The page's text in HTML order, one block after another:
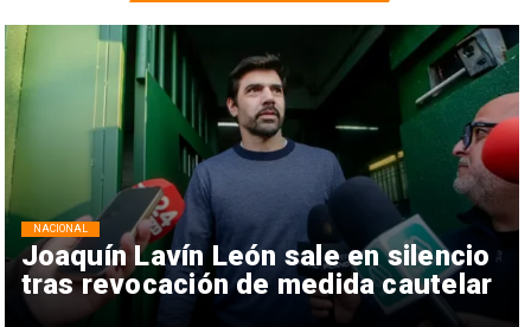
Joaquín Lavín León sale en silencio
tras revocación de medida cautelar
NACIONAL